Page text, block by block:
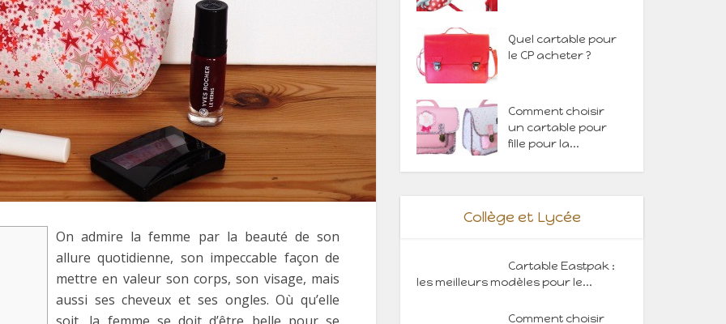
On admire la femme par la beauté de son
allure quotidienne, son impeccable façon de
mettre en valeur son corps, son visage, mais
aussi ses cheveux et ses ongles. Où qu’elle
Quel cartable pour
le CP acheter ?
Comment choisir
un cartable pour
fille pour la...
Collège et Lycée
Cartable Eastpak :
les meilleurs modèles pour le...
Comment choisir